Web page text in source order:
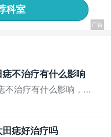
科室
痣不治疗有什么影响
不治疗有什么影响，...
痣好治疗吗